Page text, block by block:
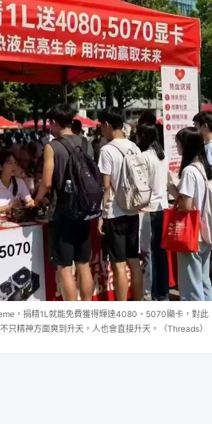
，捐精1L就能免費獲得輝達4080、5070顯卡，對此
只精神方面爽到升天，人也會直接升天。（Threads）